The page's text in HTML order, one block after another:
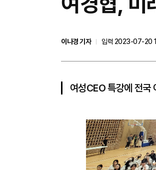
이나경 기자
입력 2023-07-20
여성CEO 특강에 전국